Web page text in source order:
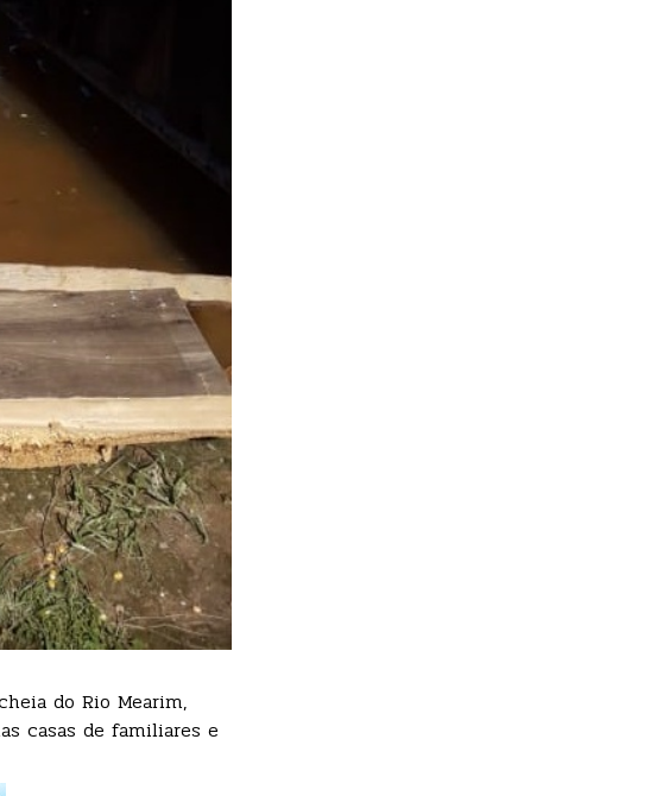
do Rio Mearim,
casas de familiares e